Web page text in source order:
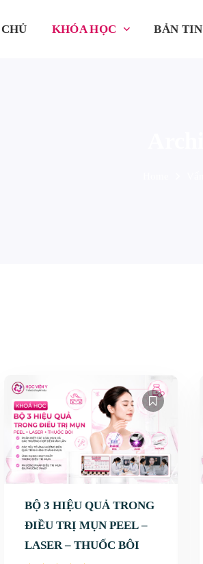
KHÓA HỌC BẢN TIN
BỘ 3 HIỆU QUẢ TRONG
ĐIỀU TRỊ MỤN PEEL –
LASER – THUỐC BÔI
Vấn đề da